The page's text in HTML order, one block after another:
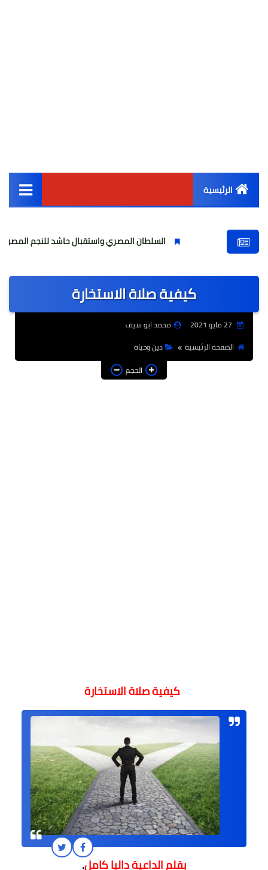
الرئيسية
أخبار مصر
عالمى
فن
السلطان المصري واستقبال حاشد للنجم المصري
كيفية صلاة الاستخارة
محمد ابو سيف
الصفحة الرئيسية
دين وحياة
الحجم
كيفية صلاة الاستخارة
بقلم الداعية داليا كامل.